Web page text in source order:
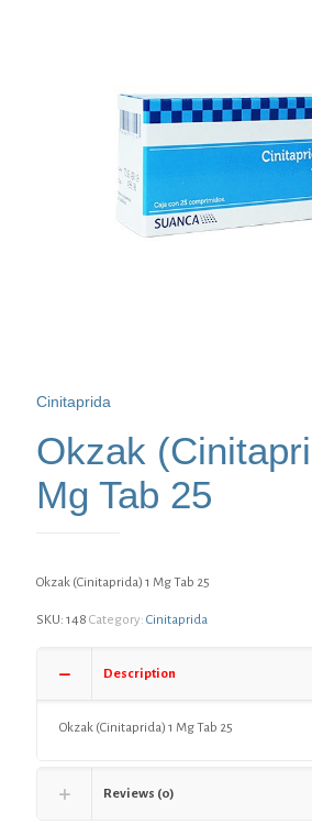
Cinitaprida
Okzak
Mg Tab 25
Okzak (Cinitaprida) 1 Mg Tab 25
SKU: 148 Category: Cinitaprida
Description
Okzak (Cinitaprida) 1 Mg Tab 25
Reviews (0)